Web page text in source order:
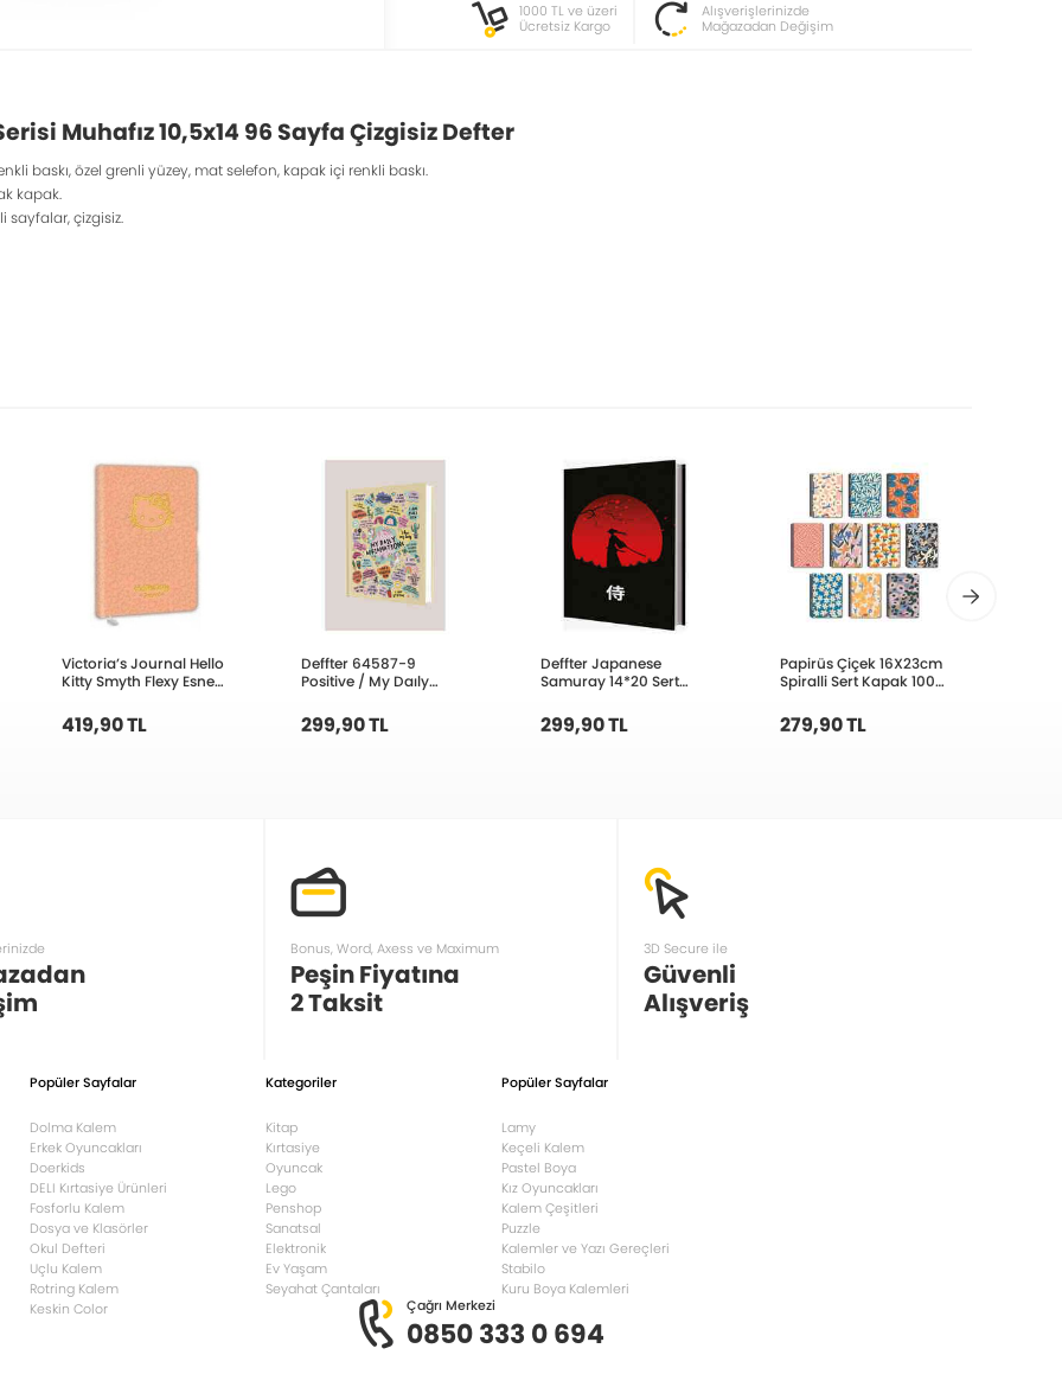
1000 TL ve üzeri
Ücretsiz Kargo
Alışverişlerinizde
Mağazadan Değişim
Muhafız 10,5x14 96 Sayfa Çizgisiz Defter
baskı, özel grenli yüzey, mat selefon, kapak içi renkli baskı.
kapak.
sayfalar, çizgisiz.
Victoria’s Journal Hello
Kitty Smyth Flexy Esnek
Defter 13x18cm 80gr.
80yp. Çizg
419,90 TL
Deffter 64587-9
Positive / My Daıly
299,90 TL
Deffter Japanese
Samuray 14*20 Sert
299,90 TL
Papirüs Çiçek 16X23cm
Spiralli Sert Kapak 100
279,90 TL
Bonus, Word, Axess ve Maximum
Peşin Fiyatına
2 Taksit
3D Secure ile
Güvenli
Alışveriş
Popüler Sayfalar
Dolma Kalem
Erkek Oyuncakları
Doerkids
DELI Kırtasiye Ürünleri
Fosforlu Kalem
Dosya ve Klasörler
Okul Defteri
Uçlu Kalem
Rotring Kalem
Keskin Color
Kategoriler
Kitap
Kırtasiye
Oyuncak
Lego
Penshop
Sanatsal
Elektronik
Ev Yaşam
Seyahat Çantaları
Popüler Sayfalar
Lamy
Keçeli Kalem
Pastel Boya
Kız Oyuncakları
Kalem Çeşitleri
Puzzle
Kalemler ve Yazı Gereçleri
Stabilo
Kuru Boya Kalemleri
Çağrı Merkezi
0850 333 0 694